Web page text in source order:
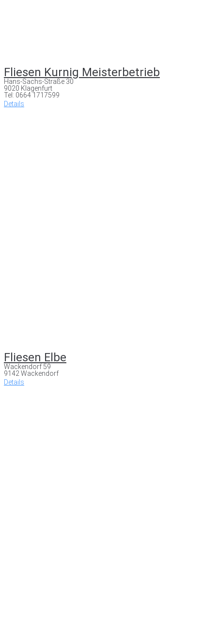
Fliesen Kurnig Meisterbetrieb
Hans-Sachs-Straße 30
9020 Klagenfurt
Tel: 0664 1717599
Details
Fliesen Elbe
Wackendorf 59
9142 Wackendorf
Details